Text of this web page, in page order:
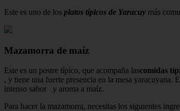
Este es uno de los platos típicos de Yaracuy más
Mazamorra de maíz
Este es un postre típico, que acompaña lascomidas
, y tiene una fuerte presencia en la mesa yaracuyana.
intenso sabor y aroma a maíz.
Para hacer la mazamorra, necesitas los siguientes